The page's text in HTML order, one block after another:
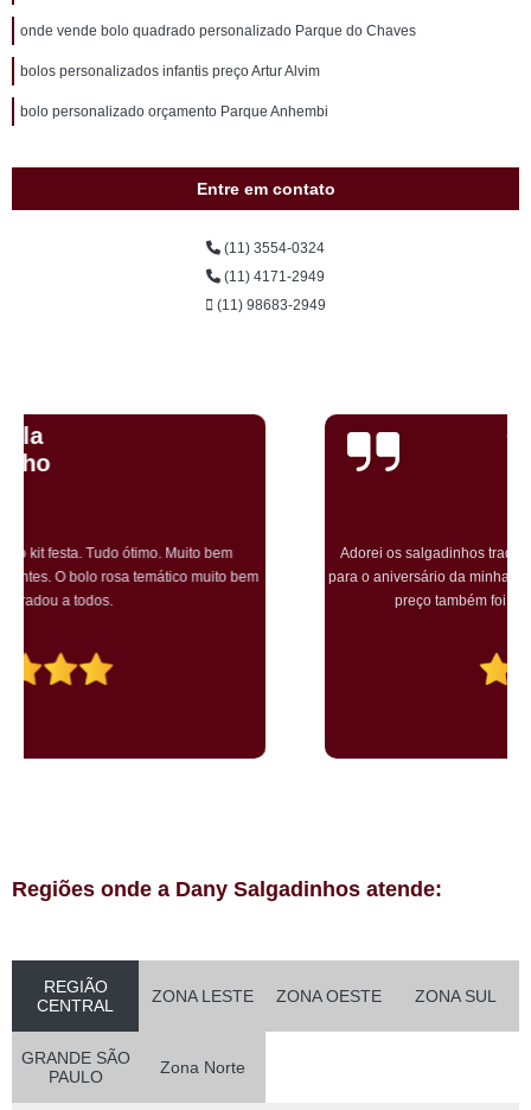
onde vende bolo quadrado personalizado Parque do Chaves
bolos personalizados infantis preço Artur Alvim
bolo personalizado orçamento Parque Anhembi
Entre em contato
(11) 3554-0324
(11) 4171-2949
(11) 98683-2949
Cristiane Dramali de
Oliveira
Adorei os salgadinhos tradicionais e os vegetarianos que encomendei
para o aniversário da minha mãe! Todos os convidados gostaram muito! O
preço também foi excelente e tornarei a encomendar!
Regiões onde a Dany Salgadinhos atende:
REGIÃO
CENTRAL
ZONA LESTE ZONA OESTE ZONA SUL
GRANDE SÃO
PAULO
Zona Norte